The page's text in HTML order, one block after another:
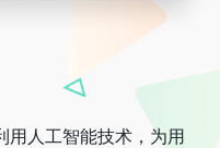
用人工智能技术，为用